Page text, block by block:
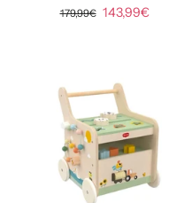
179,99€ 143,99€